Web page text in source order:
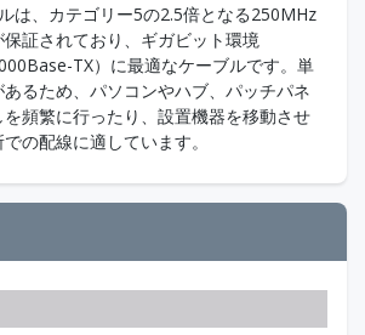
は、カテゴリー5の2.5倍となる250MHz
保証されており、ギガビット環境
TX）に最適なケーブルです。単
るため、パソコンやハブ、パッチパネ
頻繁に行ったり、設置機器を移動させ
の配線に適しています。